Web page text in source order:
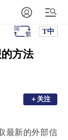
T中
方法
＋关注
＋关注
最新的外部信